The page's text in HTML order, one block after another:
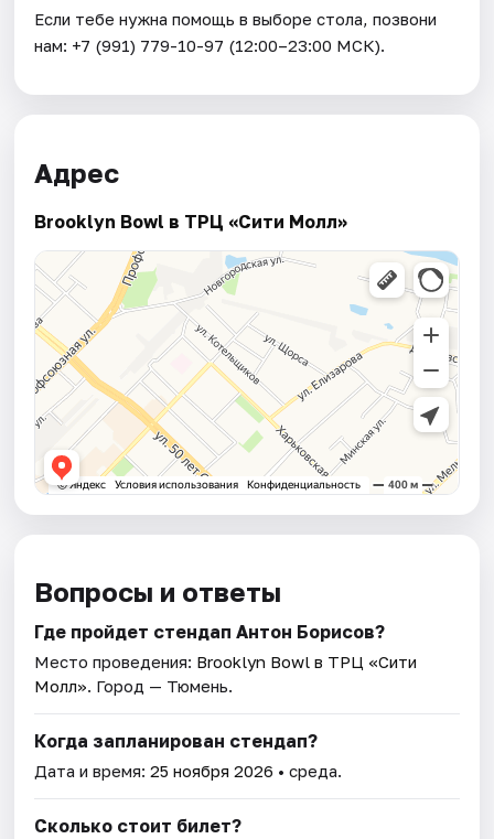
Если тебе нужна помощь в выборе стола, позвони
нам: +7 (991) 779-10-97 (12:00–23:00 МСК).
Адрес
Brooklyn Bowl в ТРЦ «Сити Молл»
Вопросы и ответы
Где пройдет стендап Антон Борисов?
Место проведения: Brooklyn Bowl в ТРЦ «Сити
Молл». Город — Тюмень.
Когда запланирован стендап?
Дата и время:25 ноября 2026 • среда.
Сколько стоит билет?